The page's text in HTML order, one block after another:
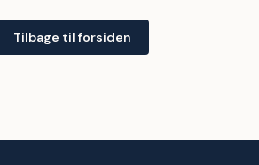
Tilbage til forsiden